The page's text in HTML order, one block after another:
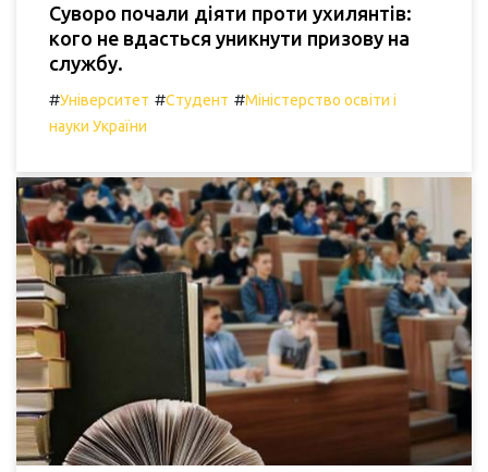
Суворо почали діяти проти ухилянтів:
кого не вдасться уникнути призову на
службу.
#Університет #Студент #Міністерство освіти і
науки України